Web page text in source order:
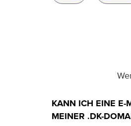
KANN ICH EINE E-
MEINER .DK-